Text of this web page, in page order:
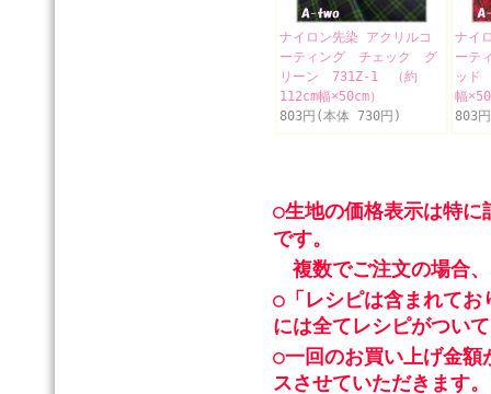
ナイロン先染 アクリルコ
ーティング チェック グ
リーン 731Z-1 （約
112cm幅×50cm）
803円(本体 730円)
ナイ
ーテ
ッド
幅
803
○生地の価格表示は特に
です。
複数でご注文の場合
○「レシピは含まれてお
には全てレシピがつい
○一回のお買い上げ金
スさせていただきます。